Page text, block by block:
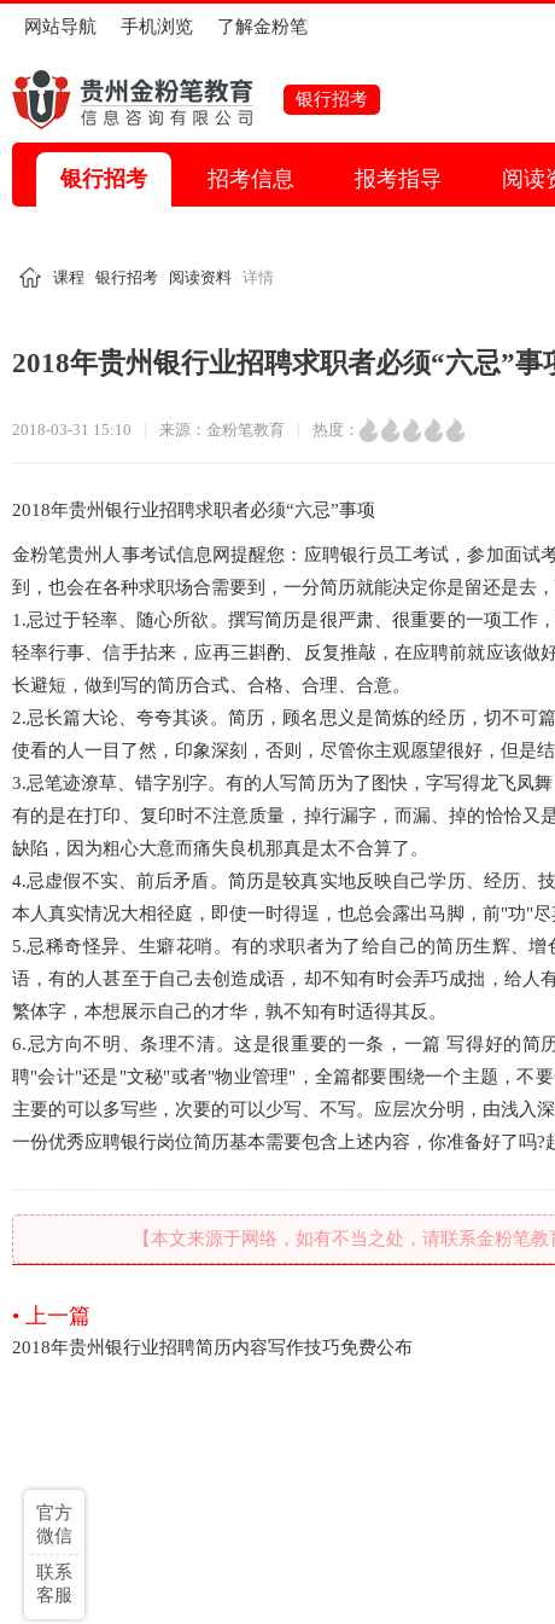
网站导航
全部考试
省考 国家公务员 事业单位
医疗卫生 信用社招考 银行招考 人才引进
其它考试
手机浏览 了解金粉笔
银行招考
银行招考 招考信息 报考指导 阅读
课程 银行招考 阅读资料 详情
2018年贵州银行业招聘求职者必须“六忌”事
2018-03-31 15:10 | 来源：金粉笔教育 | 热度：
2018年贵州银行业招聘求职者必须“六忌”事项
金粉笔贵州人事考试信息网提醒您：应聘银行员工考试，参加面
到，也会在各种求职场合需要到，一分简历就能决定你是留还是去
1.忌过于轻率、随心所欲。撰写简历是很严肃、很重要的一项工
轻率行事、信手拈来，应再三斟酌、反复推敲，在应聘前就应该
长避短，做到写的简历合式、合格、合理、合意。
2.忌长篇大论、夸夸其谈。简历，顾名思义是简炼的经历，切不可
使看的人一目了然，印象深刻，否则，尽管你主观愿望很好，但是
3.忌笔迹潦草、错字别字。有的人写简历为了图快，字写得龙飞凤
有的是在打印、复印时不注意质量，掉行漏字，而漏、掉的恰恰
缺陷，因为粗心大意而痛失良机那真是太不合算了。
4.忌虚假不实、前后矛盾。简历是较真实地反映自己学历、经历、
本人真实情况大相径庭，即使一时得逞，也总会露出马脚，前"功"
5.忌稀奇怪异、生癖花哨。有的求职者为了给自己的简历生辉、
语，有的人甚至于自己去创造成语，却不知有时会弄巧成拙，给
繁体字，本想展示自己的才华，孰不知有时适得其反。
6.忌方向不明、条理不清。这是很重要的一条，一篇 写得好的
聘"会计"还是"文秘"或者"物业管理"，全篇都要围绕一个主题，不
主要的可以多写些，次要的可以少写、不写。应层次分明，由浅入
一份优秀应聘银行岗位简历基本需要包含上述内容，你准备好了吗?
【本文来源于网络，如有不当之处，请联系金粉笔
• 上一篇
2018年贵州银行业招聘简历内容写作技巧免费公布
官方
微信
联系
客服